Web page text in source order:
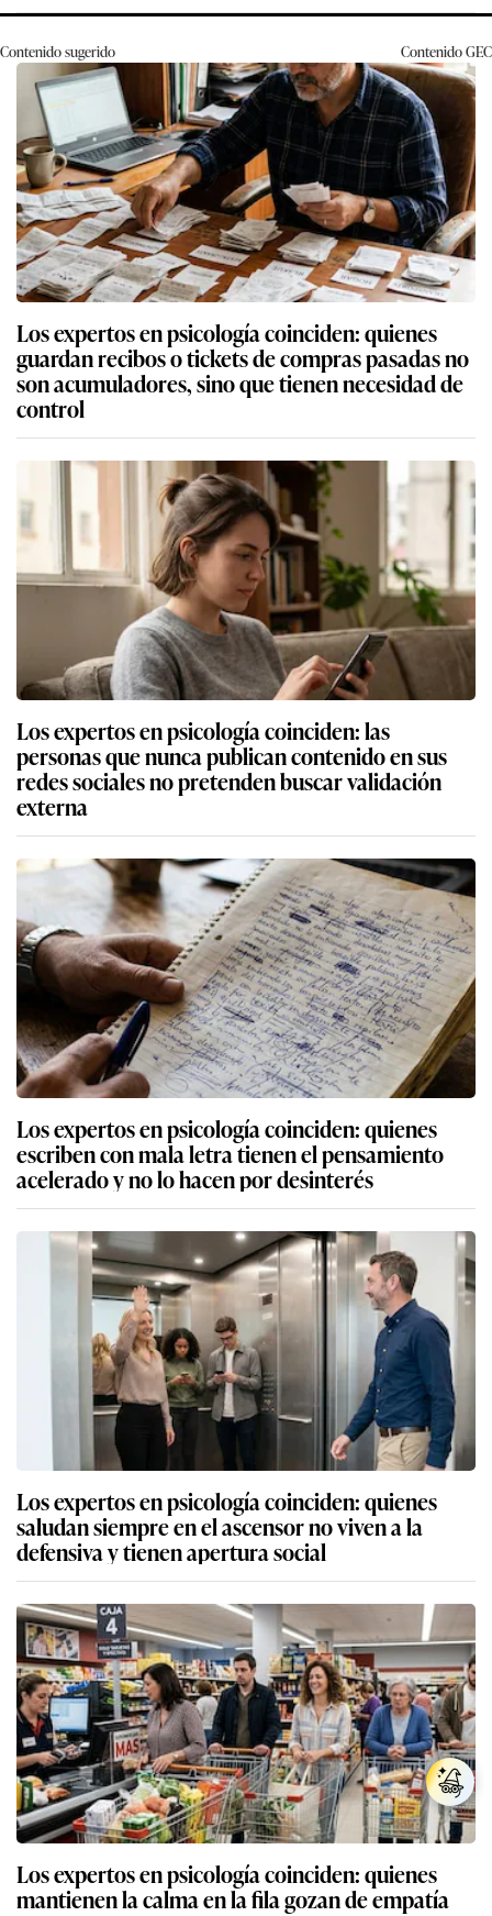
Contenido sugerido ContenidoGEC
Los expertos en psicología coinciden: quienes
guardan recibos o tickets de compras pasadas no
son acumuladores, sino que tienen necesidad de
control
Los expertos en psicología coinciden: las
personas que nunca publican contenido en sus
redes sociales no pretenden buscar validación
externa
Los expertos en psicología coinciden: quienes
escriben con mala letra tienen el pensamiento
acelerado y no lo hacen por desinterés
Los expertos en psicología coinciden: quienes
saludan siempre en el ascensor no viven a la
defensiva y tienen apertura social
Los expertos en psicología coinciden: quienes
mantienen la calma en la fila gozan de empatía